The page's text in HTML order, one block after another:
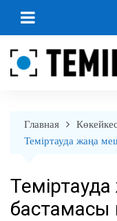
перейти
Главная
Теміртауда жаңа
Теміртауда
бастамасы